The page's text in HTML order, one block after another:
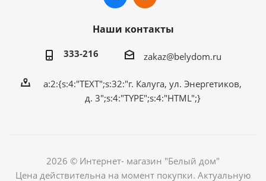
Наши контакты
333-216 zakaz@belydom.ru
a:2:{s:4:"TEXT";s:32:"г. Калуга, ул. Энергетиков,
д. 3";s:4:"TYPE";s:4:"HTML";}
2026 © Интернет- магазин "Белый дом"
Цена действительна на момент покупки. Актуальную